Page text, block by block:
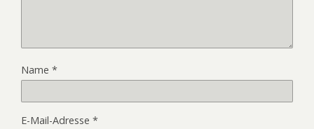
Name *
E-Mail-Adresse *